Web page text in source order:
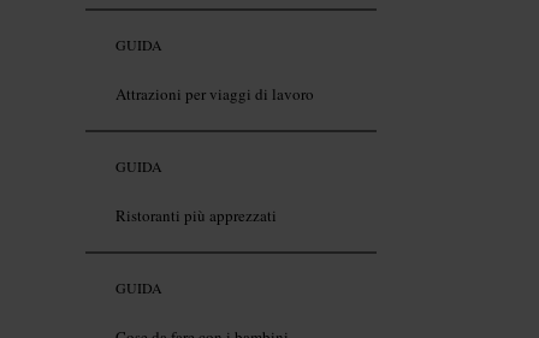
GUIDA
Attrazioni per viaggi di lavoro
GUIDA
Ristoranti più apprezzati
GUIDA